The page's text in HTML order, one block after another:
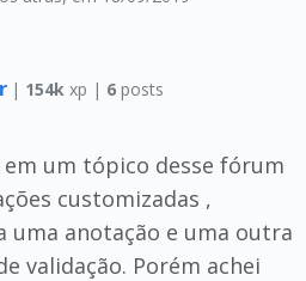
| 154k xp | 6 posts
um tópico desse fórum
customizadas ,
uma anotação e uma outra
validação. Porém achei